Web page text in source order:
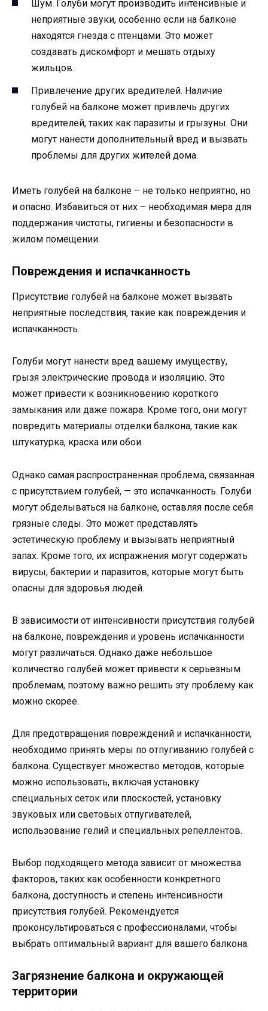
Шум. Голуби могут производить интенсивные и
неприятные звуки, особенно если на балконе
находятся гнезда с птенцами. Это может
создавать дискомфорт и мешать отдыху
жильцов.
Привлечение других вредителей. Наличие
голубей на балконе может привлечь других
вредителей, таких как паразиты и грызуны. Они
могут нанести дополнительный вред и вызвать
проблемы для других жителей дома.
Иметь голубей на балконе – не только неприятно, но
и опасно. Избавиться от них – необходимая мера для
поддержания чистоты, гигиены и безопасности в
жилом помещении.
Повреждения и испачканность
Присутствие голубей на балконе может вызвать
неприятные последствия, такие как повреждения и
испачканность.
Голуби могут нанести вред вашему имуществу,
грызя электрические провода и изоляцию. Это
может привести к возникновению короткого
замыкания или даже пожара. Кроме того, они могут
повредить материалы отделки балкона, такие как
штукатурка, краска или обои.
Однако самая распространенная проблема, связанная
с присутствием голубей, — это испачканность. Голуби
могут обделываться на балконе, оставляя после себя
грязные следы. Это может представлять
эстетическую проблему и вызывать неприятный
запах. Кроме того, их испражнения могут содержать
вирусы, бактерии и паразитов, которые могут быть
опасны для здоровья людей.
В зависимости от интенсивности присутствия голубей
на балконе, повреждения и уровень испачканности
могут различаться. Однако даже небольшое
количество голубей может привести к серьезным
проблемам, поэтому важно решить эту проблему как
можно скорее.
Для предотвращения повреждений и испачканности,
необходимо принять меры по отпугиванию голубей с
балкона. Существует множество методов, которые
можно использовать, включая установку
специальных сеток или плоскостей, установку
звуковых или световых отпугивателей,
использование гелий и специальных репеллентов.
Выбор подходящего метода зависит от множества
факторов, таких как особенности конкретного
балкона, доступность и степень интенсивности
присутствия голубей. Рекомендуется
проконсультироваться с профессионалами, чтобы
выбрать оптимальный вариант для вашего балкона.
Загрязнение балкона и окружающей
территории